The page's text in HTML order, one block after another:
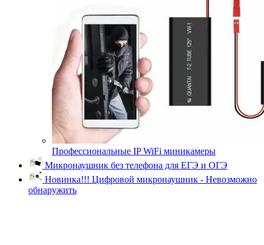
Профессиональные IP WiFi миникамеры
Микронаушник без телефона для ЕГЭ и ОГЭ
Новинка!!! Цифровой микронаушник - Невозможно
обнаружить